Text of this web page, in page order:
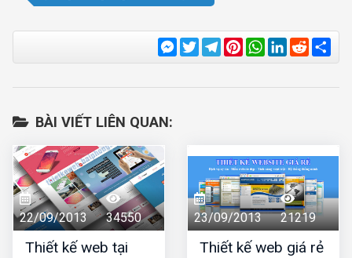
Messenger
TwitterTelegram
Pinterest
WhatsApp
LinkedIn
Reddit
BÀI VIẾT LIÊN QUAN:
22/09/2013 34550
Thiết kế web tại
23/09/2013 21219
Thiết kế web giá rẻ